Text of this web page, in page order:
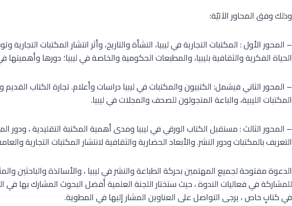
وذلك وفق المحاور الآتيّة:
– المحور الأول : المكتبات التجارية في ليبيا، النشأة والتاريخ، وأثر انتشار المكتبات التجارية
الحياة الفكرية والثقافية بليبيا، والمطبعات الحكومية والخاصة في ليبيا؛ دورها
– المحور الثاني فيشمل: الكتبيون والمكتبات في ليبيا دراسات وأعلام. تجارة الكتاب
المكتبات الليبية، والباعة المتجولون للصحف والمجلات في ليبيا.
– المحور الثالث : مستقبل الكتاب الورقي في ليبيا ومدى أهمية المكتبة التقليدية ، ودور
التعريف بالمكتبات ودور النشر. والأبعاد الحضارية والثقافية لانتشار المكتبات التجارية
الدعوة مفتوحة لجميع المهتمين بحركة الطباعة والنشر في ليبيا ، والأساتذة والباحثين
للمشاركة في فعاليات الندوة ، حيث ستختار اللجنة العلمية أفضل البحوث المشارك بها في
في كتابٍ خاص ، يرجى التواصل على العناوين المشار إليها في المطوية.